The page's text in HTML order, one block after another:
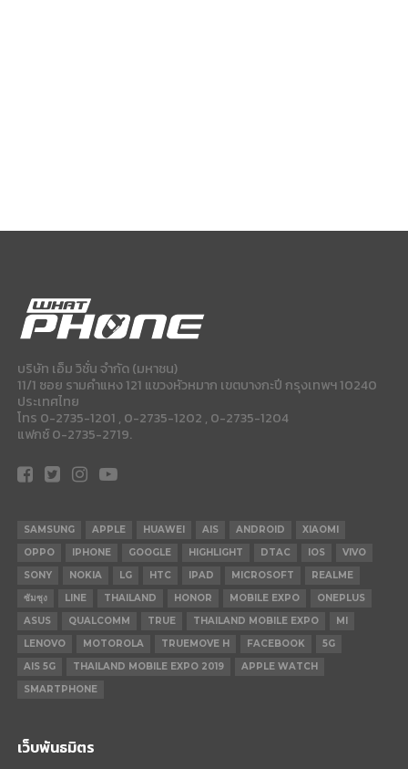
บริษัท เอ็ม วิชั่น จำกัด (มหาชน)
11/1 ซอย รามคำแหง 121 แขวงหัวหมาก เขตบางกะปี กรุงเทพฯ 10240
ประเทศไทย
โทร 0-2735-1201 , 0-2735-1202 , 0-2735-1204
แฟกซ์ 0-2735-2719.
SAMSUNG APPLE HUAWEI AIS ANDROID
XIAOMI
OPPO
IPHONE GOOGLE HIGHLIGHT DTAC IOS
VIVO
SONY
NOKIA LG HTC IPAD MICROSOFT
REALME
ซัมซุง
LINE THAILAND HONOR MOBILE EXPO
ONEPLUS
ASUS
QUALCOMM TRUE THAILAND MOBILE EXPO
MI
LENOVO
MOTOROLA TRUEMOVE H FACEBOOK
5G
AIS 5G
THAILAND MOBILE EXPO 2019
APPLE WATCH
SMARTPHONE
เว็บพันธมิตร